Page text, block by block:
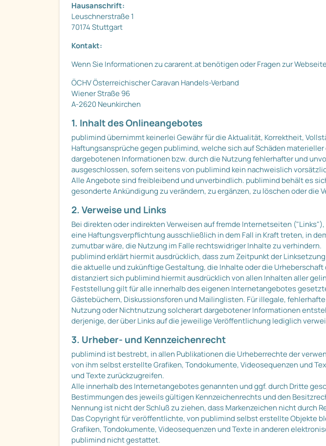
Hausanschrift:
Leuschnerstraße 1
70174 Stuttgart
Kontakt:
Wenn Sie Informationen zu cararent.at benötigen oder Fragen zur
ÖCHV Österreichischer Caravan Handels-Verband
Wiener Straße 96
A-2620 Neunkirchen
1. Inhalt des Onlineangebotes
publimind übernimmt keinerlei Gewähr für die Aktualität, Korrektheit,
Haftungsansprüche gegen publimind, welche sich auf Schäden
dargebotenen Informationen bzw. durch die Nutzung fehlerhafter und
ausgeschlossen, sofern seitens von publimind kein nachweislich
Alle Angebote sind freibleibend und unverbindlich. publimind behält es
gesonderte Ankündigung zu verändern, zu ergänzen, zu löschen oder
2. Verweise und Links
Bei direkten oder indirekten Verweisen auf fremde Internetseiten
eine Haftungsverpflichtung ausschließlich in dem Fall in Kraft treten, in
zumutbar wäre, die Nutzung im Falle rechtswidriger Inhalte zu verhindern.
publimind erklärt hiermit ausdrücklich, dass zum Zeitpunkt der
die aktuelle und zukünftige Gestaltung, die Inhalte oder die
distanziert sich publimind hiermit ausdrücklich von allen Inhalten aller
Feststellung gilt für alle innerhalb des eigenen Internetangebotes
Gästebüchern, Diskussionsforen und Mailinglisten. Für illegale,
Nutzung oder Nichtnutzung solcherart dargebotener Informationen
derjenige, der über Links auf die jeweilige Veröffentlichung lediglich
3. Urheber- und Kennzeichenrecht
publimind ist bestrebt, in allen Publikationen die Urheberrechte der
von ihm selbst erstellte Grafiken, Tondokumente, Videosequenzen und
und Texte zurückzugreifen.
Alle innerhalb des Internetangebotes genannten und ggf. durch Dritte
Bestimmungen des jeweils gültigen Kennzeichenrechts und den
Nennung ist nicht der Schluß zu ziehen, dass Markenzeichen nicht durch
Das Copyright für veröffentlichte, von publimind selbst erstellte Objekte
Grafiken, Tondokumente, Videosequenzen und Texte in anderen
publimind nicht gestattet.